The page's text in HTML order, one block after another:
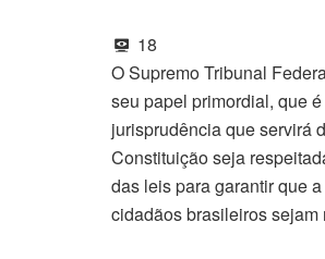
18
O Supremo Tribunal
seu papel primordial, que
jurisprudência que servirá
Constituição seja
das leis para garantir que
cidadãos brasileiros sejam